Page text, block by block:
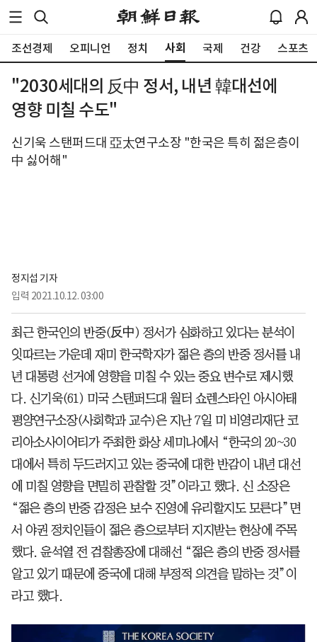
조선경제 오피니언 정치 사회 국제 건강 스포츠
"2030세대의 反中 정서, 내년 韓대선에
영향 미칠 수도"
신기욱 스탠퍼드대 亞太연구소장 "한국은 특히 젊은층이
中 싫어해"
정지섭 기자
입력 2021.10.12. 03:00
최근 한국인의 반중(反中) 정서가 심화하고 있다는 분석이
잇따르는 가운데 재미 한국학자가 젊은 층의 반중 정서를 내
년 대통령 선거에 영향을 미칠 수 있는 중요 변수로 제시했
다. 신기욱(61) 미국 스탠퍼드대 월터 쇼렌스타인 아시아태
평양연구소장(사회학과 교수)은 지난 7일 미 비영리재단 코
리아소사이어티가 주최한 화상 세미나에서 “한국의 20~30
대에서 특히 두드러지고 있는 중국에 대한 반감이 내년 대선
에 미칠 영향을 면밀히 관찰할 것”이라고 했다. 신 소장은
“젊은 층의 반중 감정은 보수 진영에 유리할지도 모른다”면
서 야권 정치인들이 젊은 층으로부터 지지받는 현상에 주목
했다. 윤석열 전 검찰총장에 대해선 “젊은 층의 반중 정서를
알고 있기 때문에 중국에 대해 부정적 의견을 말하는 것”이
라고 했다.